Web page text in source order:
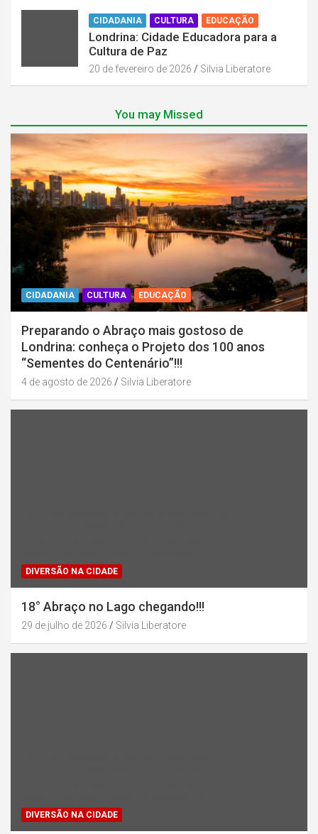
CIDADANIA CULTURA EDUCAÇÃO
Londrina: Cidade Educadora para a
Cultura de Paz
20 de fevereiro de 2026 Silvia Liberatore
You may Missed
CIDADANIA CULTURA EDUCAÇÃO
Preparando o Abraço mais gostoso de
Londrina: conheça o Projeto dos 100 anos
“Sementes do Centenário”!!!
4 de agosto de 2026 Silvia Liberatore
DIVERSÃO NA CIDADE
18° Abraço no Lago chegando!!!
29 de julho de 2026 Silvia Liberatore
DIVERSÃO NA CIDADE